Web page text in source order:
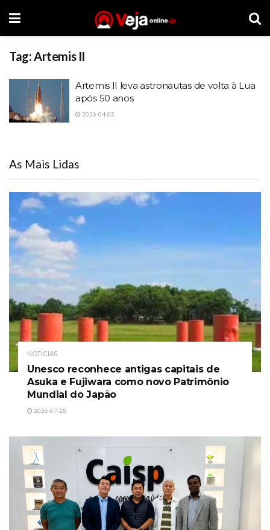
Tag:Artemis II
Artemis II leva astronautas de volta à Lua
após 50 anos
2026-04-02
As Mais Lidas
NOTÍCIAS
Unesco reconhece antigas capitais de
Asuka e Fujiwara como novo Patrimônio
Mundial do Japão
2026-07-28